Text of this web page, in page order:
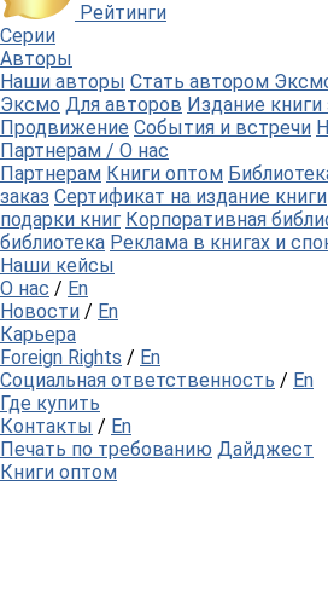
Рейтинги
Серии
Авторы
Наши авторы Стать автором
Эксмо Для авторов Издание книги
Продвижение События и встречи
Партнерам / О нас
Партнерам Книги оптом
заказ Сертификат на издание книги
подарки книг Корпоративная
библиотека Реклама в книгах и
Наши кейсы
О нас / En
Новости / En
Карьера
Foreign Rights / En
Социальная ответственность / En
Где купить
Контакты / En
Печать по требованию Дайджест
Книги оптом